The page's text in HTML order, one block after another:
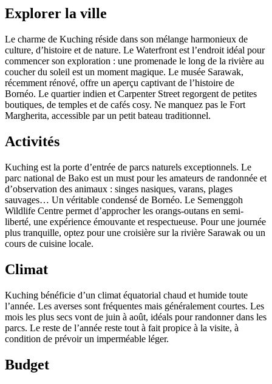
Explorer la ville
Le charme de Kuching réside dans son mélange harmonieux de
culture, d’histoire et de nature. Le Waterfront est l’endroit idéal pour
commencer son exploration : une promenade le long de la rivière au
coucher du soleil est un moment magique. Le musée Sarawak,
récemment rénové, offre un aperçu captivant de l’histoire de
Bornéo. Le quartier indien et Carpenter Street regorgent de petites
boutiques, de temples et de cafés cosy. Ne manquez pas le Fort
Margherita, accessible par un petit bateau traditionnel.
Activités
Kuching est la porte d’entrée de parcs naturels exceptionnels. Le
parc national de Bako est un must pour les amateurs de randonnée et
d’observation des animaux : singes nasiques, varans, plages
sauvages… Un véritable condensé de Bornéo. Le Semenggoh
Wildlife Centre permet d’approcher les orangs-outans en semi-
liberté, une expérience émouvante et respectueuse. Pour une journée
plus tranquille, optez pour une croisière sur la rivière Sarawak ou un
cours de cuisine locale.
Climat
Kuching bénéficie d’un climat équatorial chaud et humide toute
l’année. Les averses sont fréquentes mais généralement courtes. Les
mois les plus secs vont de juin à août, idéals pour randonner dans les
parcs. Le reste de l’année reste tout à fait propice à la visite, à
condition de prévoir un imperméable léger.
Budget